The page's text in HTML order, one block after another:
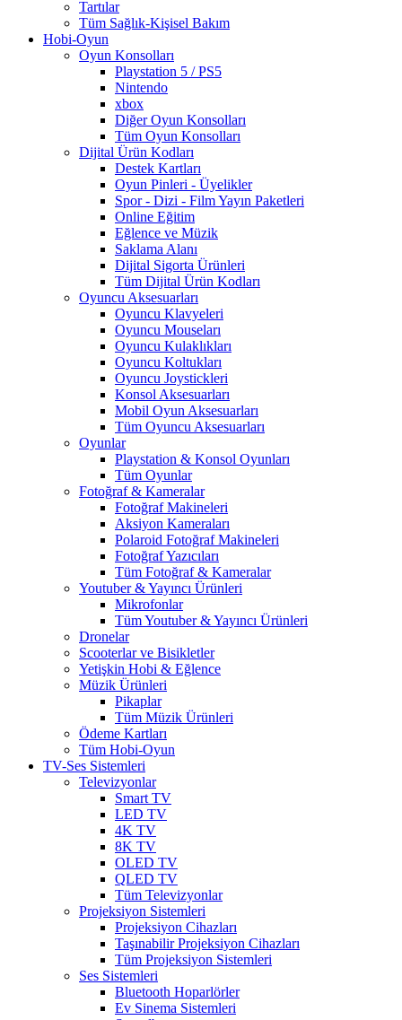
Tartılar
Tüm Sağlık-Kişisel Bakım
Hobi-Oyun
Oyun Konsolları
Playstation 5 / PS5
Nintendo
xbox
Diğer Oyun Konsolları
Tüm Oyun Konsolları
Dijital Ürün Kodları
Destek Kartları
Oyun Pinleri - Üyelikler
Spor - Dizi - Film Yayın Paketleri
Online Eğitim
Eğlence ve Müzik
Saklama Alanı
Dijital Sigorta Ürünleri
Tüm Dijital Ürün Kodları
Oyuncu Aksesuarları
Oyuncu Klavyeleri
Oyuncu Mouseları
Oyuncu Kulaklıkları
Oyuncu Koltukları
Oyuncu Joystickleri
Konsol Aksesuarları
Mobil Oyun Aksesuarları
Tüm Oyuncu Aksesuarları
Oyunlar
Playstation & Konsol Oyunları
Tüm Oyunlar
Fotoğraf & Kameralar
Fotoğraf Makineleri
Aksiyon Kameraları
Polaroid Fotoğraf Makineleri
Fotoğraf Yazıcıları
Tüm Fotoğraf & Kameralar
Youtuber & Yayıncı Ürünleri
Mikrofonlar
Tüm Youtuber & Yayıncı Ürünleri
Dronelar
Scooterlar ve Bisikletler
Yetişkin Hobi & Eğlence
Müzik Ürünleri
Pikaplar
Tüm Müzik Ürünleri
Ödeme Kartları
Tüm Hobi-Oyun
TV-Ses Sistemleri
Televizyonlar
Smart TV
LED TV
4K TV
8K TV
OLED TV
QLED TV
Tüm Televizyonlar
Projeksiyon Sistemleri
Projeksiyon Cihazları
Taşınabilir Projeksiyon Cihazları
Tüm Projeksiyon Sistemleri
Ses Sistemleri
Bluetooth Hoparlörler
Ev Sinema Sistemleri